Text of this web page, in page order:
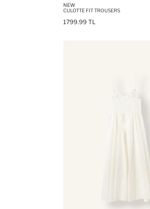
NEW
CULOTTE FIT TROUSERS
1799.99 TL